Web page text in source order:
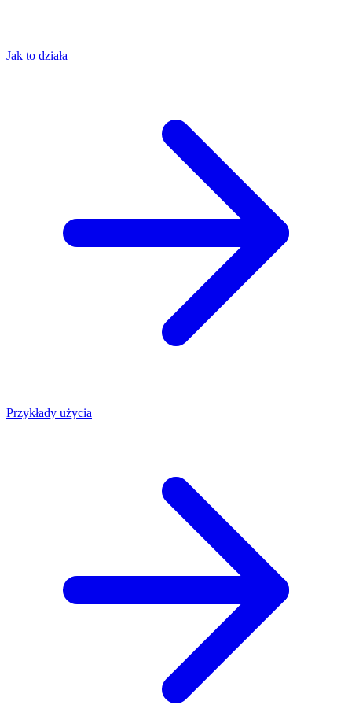
Jak to działa
Przykłady użycia